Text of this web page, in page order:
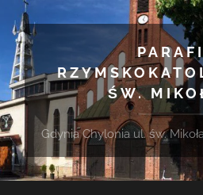
ŚW.
Gdynia Chylonia ul. św.